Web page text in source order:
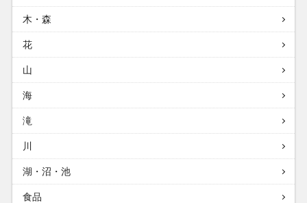
木・森
花
山
海
滝
川
湖・沼・池
食品